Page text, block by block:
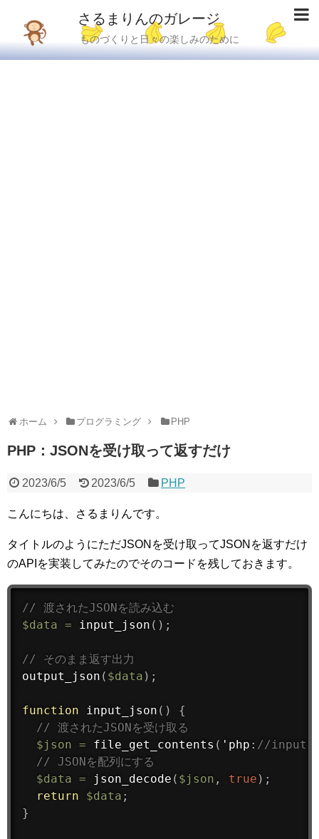
さるまりんのガレージ
ものづくりと日々の楽しみのために
ホーム プログラミング PHP
PHP：JSONを受け取って返すだけ
2023/6/5 2023/6/5 PHP
こんにちは、さるまりんです。
タイトルのようにただJSONを受け取ってJSONを返すだけ
のAPIを実装してみたのでそのコードを残しておきます。
// 渡されたJSONを読み込む
$data = input_json ( ) ;
// そのまま返す出力
output_json ( $data ) ;
function input_json ( )
{
// 渡されたJSONを受け取る
$json = file_get_contents ( 'php : //
// JSONを配列にする
$data = json_decode ( $json , true ) ;
return
$data ;
}